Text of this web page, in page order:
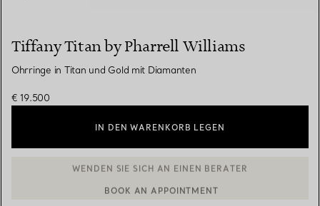
Tiffany Titan by Pharrell Williams
Ohrringe in Titan und Gold mit Diamanten
€ 19.500
IN DEN WARENKORB LEGEN